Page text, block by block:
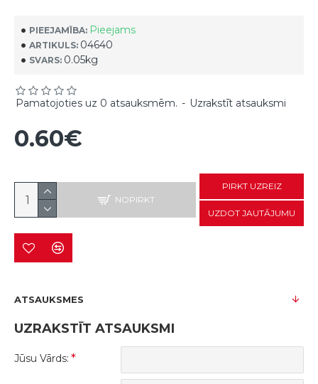
PIEEJAMĪBA: Pieejams
ARTIKULS: 04640
SVARS: 0.05kg
Pamatojoties uz 0 atsauksmēm. - Uzrakstīt atsauksmi
0.60€
NOPIRKT
PIRKT UZREIZ
UZDOT JAUTĀJUMU
ATSAUKSMES
UZRAKSTĪT ATSAUKSMI
Jūsu Vārds: